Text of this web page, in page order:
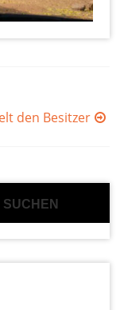
den Besitzer
SUCHEN